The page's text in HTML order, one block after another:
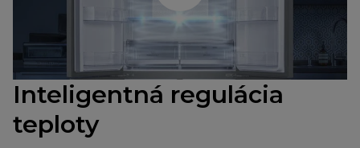
Inteligentná regulácia
teploty